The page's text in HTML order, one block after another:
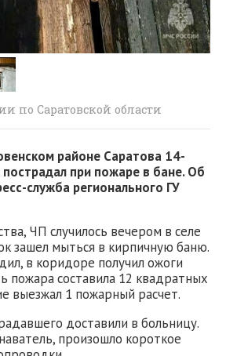
по Саратовской области
районе Саратова 14-
при пожаре в бане. Об
служба регионального ГУ
ЧП случилось вечером в селе
зашел мыться в кирпичную баню.
в коридоре получил ожоги
пожара составила 12 квадратных
выезжал 1 пожарный расчет.
доставили в больницу.
произошло короткое